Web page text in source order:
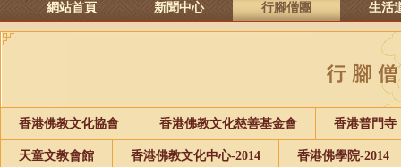
網站首頁 新聞中心 行腳僧團 生活
香港佛教文化協會 香港佛教文化慈善基金會 香港普門寺
天童文教會館 香港佛教文化中心-2014 香港佛學院-2014